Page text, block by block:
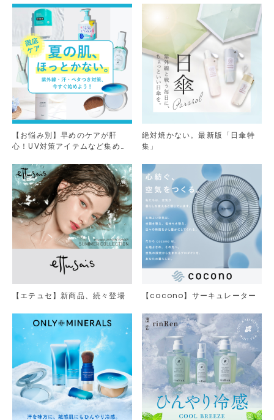
【お悩み別】早めのケアが肝
心！UV対策アイテムなど集めま
絶対焼かない。最新版「日傘特
集」
【エテュセ】新商品、続々登場 【cocono】サーキュレーター